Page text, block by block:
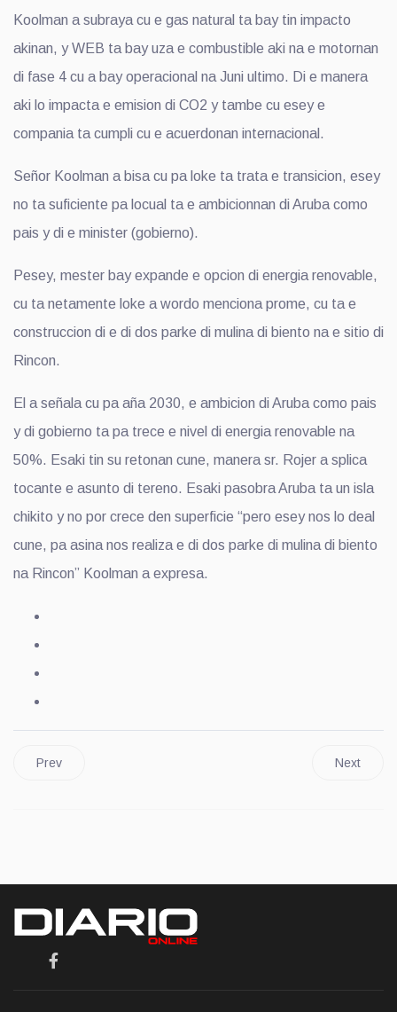
Koolman a subraya cu e gas natural ta bay tin impacto
akinan, y WEB ta bay uza e combustible aki na e motornan
di fase 4 cu a bay operacional na Juni ultimo. Di e manera
aki lo impacta e emision di CO2 y tambe cu esey e
compania ta cumpli cu e acuerdonan internacional.
Señor Koolman a bisa cu pa loke ta trata e transicion, esey
no ta suficiente pa locual ta e ambicionnan di Aruba como
pais y di e minister (gobierno).
Pesey, mester bay expande e opcion di energia renovable,
cu ta netamente loke a wordo menciona prome, cu ta e
construccion di e di dos parke di mulina di biento na e sitio di
Rincon.
El a señala cu pa aña 2030, e ambicion di Aruba como pais
y di gobierno ta pa trece e nivel di energia renovable na
50%. Esaki tin su retonan cune, manera sr. Rojer a splica
tocante e asunto di tereno. Esaki pasobra Aruba ta un isla
chikito y no por crece den superficie “pero esey nos lo deal
cune, pa asina nos realiza e di dos parke di mulina di biento
na Rincon” Koolman a expresa.
Prev Next